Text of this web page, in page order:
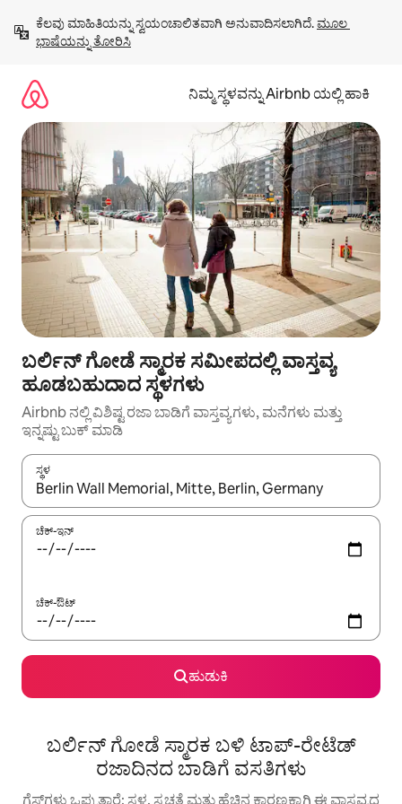
ಹೋಗಿ
ಕೆಲವು ಮಾಹಿತಿಯನ್ನು ಸ್ವಯಂಚಾಲಿತವಾಗಿ ಅನುವಾದಿಸಲಾಗಿದೆ. ಮೂಲ
ಭಾಷೆಯನ್ನು ತೋರಿಸಿ
ನಿಮ್ಮ ಸ್ಥಳವನ್ನು Airbnb ಯಲ್ಲಿ ಹಾಕಿ
ಬರ್ಲಿನ್ ಗೋಡೆ ಸ್ಮಾರಕ ಸಮೀಪದಲ್ಲಿ ವಾಸ್ತವ್ಯ
ಹೂಡಬಹುದಾದ ಸ್ಥಳಗಳು
Airbnb ನಲ್ಲಿ ವಿಶಿಷ್ಟ ರಜಾ ಬಾಡಿಗೆ ವಾಸ್ತವ್ಯಗಳು, ಮನೆಗಳು ಮತ್ತು
ಇನ್ನಷ್ಟು ಬುಕ್ ಮಾಡಿ
ಸ್ಥಳ
ಫಲಿತಾಂಶಗಳು ಲಭ್ಯವಿರುವಾಗ, ಅಪ್ ಮತ್ತು ಡೌನ್ ಬಾಣದ ಕೀಲಿಗಳೊಂದಿಗೆ
ಚೆಕ್-ಇನ್
ಚೆಕ್-ಔಟ್
ಹುಡುಕಿ
ಬರ್ಲಿನ್ ಗೋಡೆ ಸ್ಮಾರಕ ಬಳಿ ಟಾಪ್-ರೇಟೆಡ್
ರಜಾದಿನದ ಬಾಡಿಗೆ ವಸತಿಗಳು
ಗೆಸ್ಟ್‌ಗಳು ಒಪ್ಪುತ್ತಾರೆ: ಸ್ಥಳ, ಸ್ವಚ್ಛತೆ ಮತ್ತು ಹೆಚ್ಚಿನ ಕಾರಣಕ್ಕಾಗಿ ಈ ವಾಸ್ತವ್ಯದ